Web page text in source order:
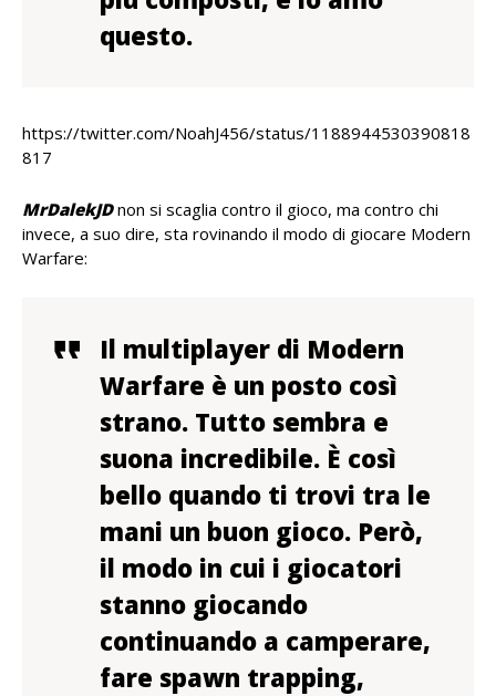
questo.
https://twitter.com/NoahJ456/status/1188944530390818
817
MrDalekJD non si scaglia contro il gioco, ma contro chi
invece, a suo dire, sta rovinando il modo di giocare Modern
Warfare:
Il multiplayer di Modern
Warfare è un posto così
strano. Tutto sembra e
suona incredibile. È così
bello quando ti trovi tra le
mani un buon gioco. Però,
il modo in cui i giocatori
stanno giocando
continuando a camperare,
fare spawn trapping,